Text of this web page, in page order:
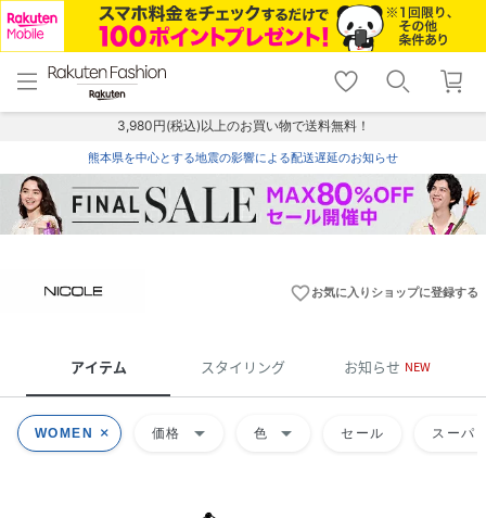
menu home
トップ
shopping_cart lock_outline
ログイン
3,980円(税込)以上のお買い物で送料無料！
熊本県を中心とする地震の影響による配送遅延のお知らせ
favorite_borderお気に入りショップに登録する
アイテム スタイリング お知らせ NEW
WOMEN 価格 arrow_drop_down 色 arrow_drop_down セール スーパ